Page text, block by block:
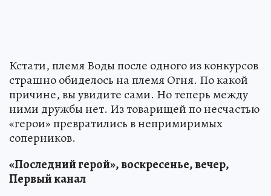
Кстати, племя Воды после одного из конкурсов
страшно обиделось на племя Огня. По какой
причине, вы увидите сами. Но теперь между
ними дружбы нет. Из товарищей по несчастью
«герои» превратились в непримиримых
соперников.
«Последний герой», воскресенье, вечер,
Первый канал